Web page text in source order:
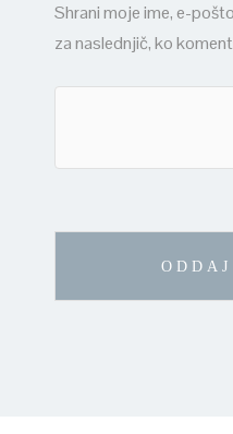
Shrani moje ime, e-
za naslednjič, ko